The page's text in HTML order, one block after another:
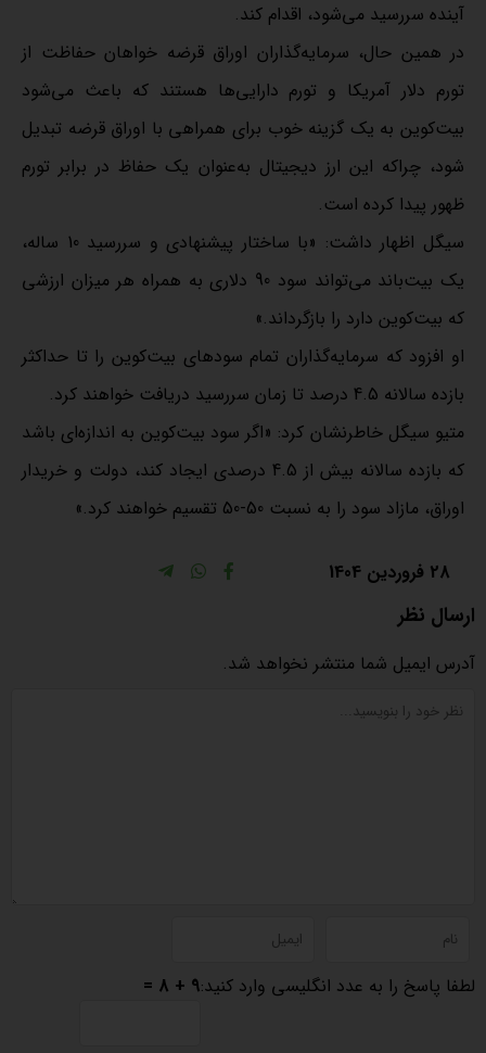
آینده سررسید می‌شود، اقدام کند.
در همین حال، سرمایه‌گذاران اوراق قرضه خواهان حفاظت از
تورم دلار آمریکا و تورم دارایی‌ها هستند که باعث می‌شود
بیت‌کوین به یک گزینه خوب برای همراهی با اوراق قرضه تبدیل
شود، چراکه این ارز دیجیتال به‌عنوان یک حفاظ در برابر تورم
ظهور پیدا کرده است.
سیگل اظهار داشت: «با ساختار پیشنهادی و سررسید 10 ساله،
یک بیت‌باند می‌تواند سود 90 دلاری به همراه هر میزان ارزشی
که بیت‌کوین دارد را بازگرداند.»
او افزود که سرمایه‌گذاران تمام سودهای بیت‌کوین را تا حداکثر
بازده سالانه 4.5 درصد تا زمان سررسید دریافت خواهند کرد.
متیو سیگل خاطرنشان کرد: «اگر سود بیت‌کوین به اندازه‌ای باشد
که بازده سالانه بیش از 4.5 درصدی ایجاد کند، دولت و خریدار
اوراق، مازاد سود را به نسبت 50-50 تقسیم خواهند کرد.»
28 فروردین 1404
ارسال نظر
آدرس ایمیل شما منتشر نخواهد شد.
لطفا پاسخ را به عدد انگلیسی وارد کنید:9 + 8 =